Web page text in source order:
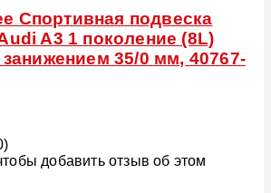
Спортивная подвеска
A3 1 поколение (8L)
занижением 35/0 мм, 40767-
добавить отзыв об этом